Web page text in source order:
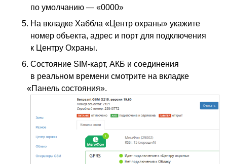
по умолчанию — «0000»
На вкладке Хаббла «Центр охраны» укажите
номер объекта, адрес и порт для подключения
к Центру Охраны.
Состояние SIM-карт, АКБ и соединения
в реальном времени смотрите на вкладке
«Панель состояния».